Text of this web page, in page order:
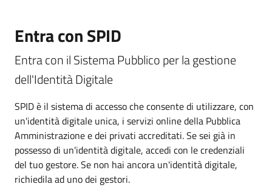
Entra con SPID
Entra con il Sistema Pubblico per la gestione
dell'Identità Digitale
SPID è il sistema di accesso che consente di utilizzare, con
un'identità digitale unica, i servizi online della Pubblica
Amministrazione e dei privati accreditati. Se sei già in
possesso di un'identità digitale, accedi con le credenziali
del tuo gestore. Se non hai ancora un'identità digitale,
richiedila ad uno dei gestori.